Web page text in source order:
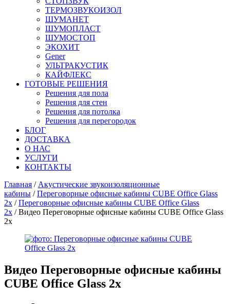
ТЕРМОЗВУКОИЗОЛ
ШУМАНЕТ
ШУМОПЛАСТ
ШУМОСТОП
ЭКОХИТ
Gener
УЛЬТРАКУСТИК
КАЙФЛЕКС
ГОТОВЫЕ РЕШЕНИЯ
Решения для пола
Решения для стен
Решения для потолка
Решения для перегородок
БЛОГ
ДОСТАВКА
О НАС
УСЛУГИ
КОНТАКТЫ
Главная / Акустические звукоизоляционные
кабины /Переговорные офисные кабины CUBE Office Glass
2x /Переговорные офисные кабины CUBE Office Glass
2x / Видео Переговорные офисные кабины CUBE Office Glass
2x
Видео Переговорные офисные кабины
CUBE Office Glass 2x